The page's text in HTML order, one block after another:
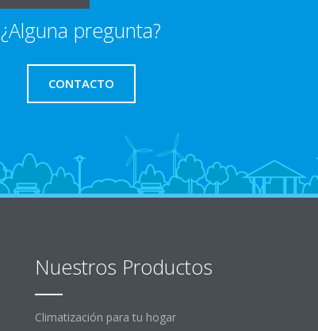
¿Alguna pregunta?
CONTACTO
Nuestros Productos
Climatización para tu hogar